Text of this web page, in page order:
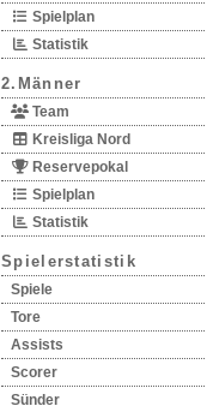
Spielplan
Statistik
2.Männer
Team
Kreisliga Nord
Reservepokal
Spielplan
Statistik
Spielerstatistik
Spiele
Tore
Assists
Scorer
Sünder